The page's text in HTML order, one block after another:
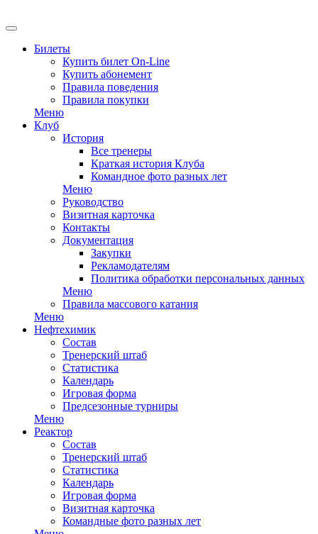
Билеты
Купить билет On-Line
Купить абонемент
Правила поведения
Правила покупки
Меню
Клуб
История
Все тренеры
Краткая история Клуба
Командное фото разных лет
Меню
Руководство
Визитная карточка
Контакты
Документация
Закупки
Рекламодателям
Политика обработки персональных данных
Меню
Правила массового катания
Меню
Нефтехимик
Состав
Тренерский штаб
Статистика
Календарь
Игровая форма
Предсезонные турниры
Меню
Реактор
Состав
Тренерский штаб
Статистика
Календарь
Игровая форма
Визитная карточка
Командные фото разных лет